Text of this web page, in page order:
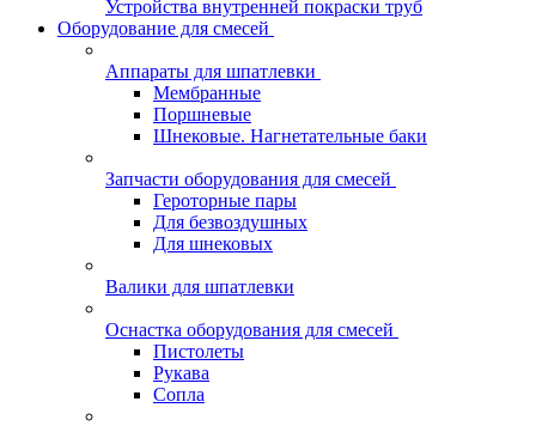
Устройства внутренней покраски труб
Оборудование для смесей
Аппараты для шпатлевки
Мембранные
Поршневые
Шнековые. Нагнетательные баки
Запчасти оборудования для смесей
Героторные пары
Для безвоздушных
Для шнековых
Валики для шпатлевки
Оснастка оборудования для смесей
Пистолеты
Рукава
Сопла